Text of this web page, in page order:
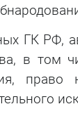
ГК РФ,
в том